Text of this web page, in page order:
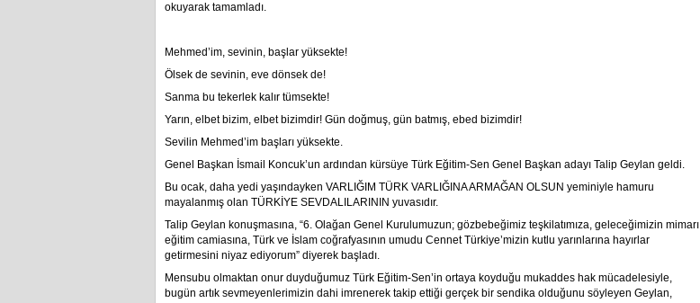
okuyarak tamamladı.
Mehmed’im, sevinin, başlar yüksekte!
Ölsek de sevinin, eve dönsek de!
Sanma bu tekerlek kalır tümsekte!
Yarın, elbet bizim, elbet bizimdir! Gün doğmuş, gün batmış, ebed bizimdir!
Sevilin Mehmed’im başları yüksekte.
Genel Başkan İsmail Koncuk’un ardından kürsüye Türk Eğitim-Sen Genel Başkan adayı Talip Geylan geldi.
Bu ocak, daha yedi yaşındayken VARLIĞIM TÜRK VARLIĞINA ARMAĞAN OLSUN yeminiyle hamuru
mayalanmış olan TÜRKİYE SEVDALILARININ yuvasıdır.
Talip Geylan konuşmasına, “6. Olağan Genel Kurulumuzun; gözbebeğimiz teşkilatımıza, geleceğimizin mimarı
eğitim camiasına, Türk ve İslam coğrafyasının umudu Cennet Türkiye’mizin kutlu yarınlarına hayırlar
getirmesini niyaz ediyorum” diyerek başladı.
Mensubu olmaktan onur duyduğumuz Türk Eğitim-Sen’in ortaya koyduğu mukaddes hak mücadelesiyle,
bugün artık sevmeyenlerimizin dahi imrenerek takip ettiği gerçek bir sendika olduğunu söyleyen Geylan,